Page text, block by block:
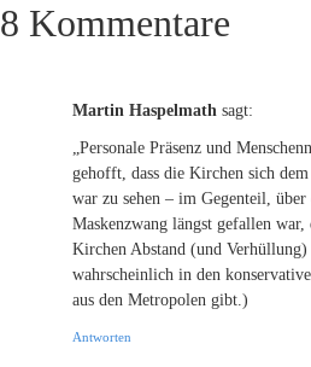
8 Kommentare
Martin Haspelmath sagt:
„Personale Präsenz und
gehofft, dass die Kirchen sich
war zu sehen – im Gegenteil,
Maskenzwang längst gefallen
Kirchen Abstand (und Verhüllung)
wahrscheinlich in den
aus den Metropolen gibt.)
Antworten